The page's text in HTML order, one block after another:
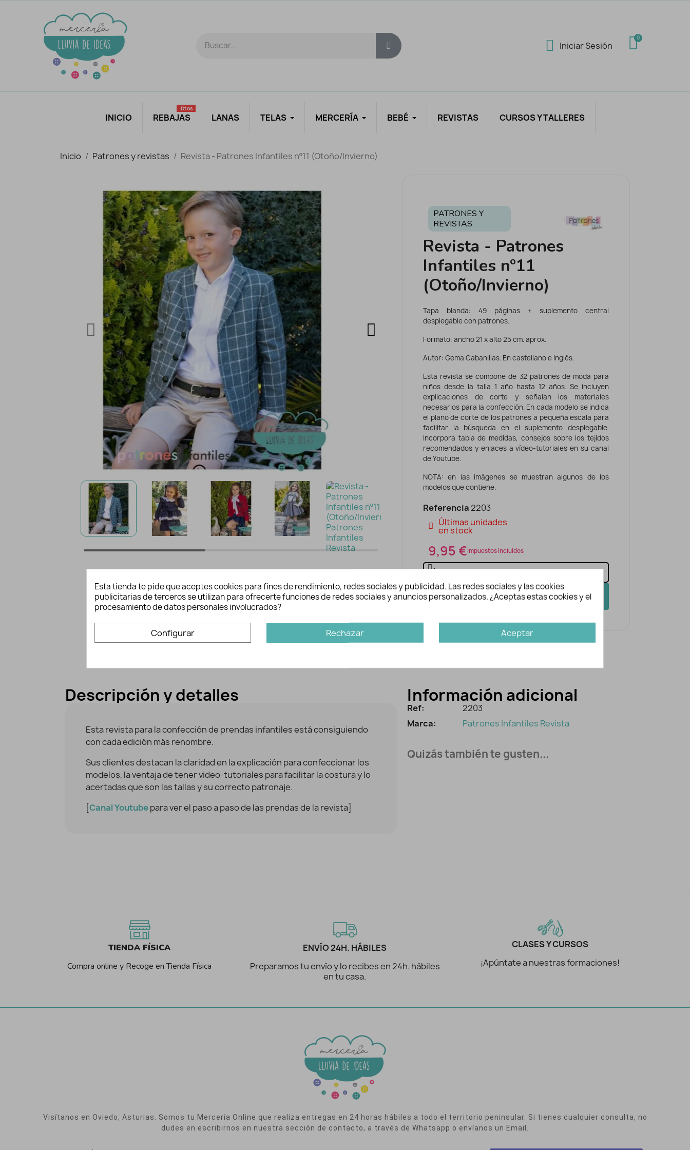
Iniciar Sesión
INICIO REBAJAS
.dtos
LANAS TELAS MERCERÍA BEBÉ REVISTAS CURSOS Y TALLERES
Inicio Patrones y revistas Revista - Patrones Infantiles nº11 (Otoño/Invierno)
PATRONES Y
REVISTAS
Revista - Patrones
Infantiles nº11
(Otoño/Invierno)
Tapa blanda: 49 páginas + suplemento central
desplegable con patrones.
Formato: ancho 21 x alto 25 cm. aprox.
Autor: Gema Cabanillas. En castellano e inglés.
Esta revista se compone de 32 patrones de moda para
niños desde la talla 1 año hasta 12 años. Se incluyen
explicaciones de corte y señalan los materiales
necesarios para la confección. En cada modelo se indica
el plano de corte de los patrones a pequeña escala para
facilitar la búsqueda en el suplemento desplegable.
Incorpora tabla de medidas, consejos sobre los tejidos
recomendados y enlaces a vídeo-tutoriales en su canal
de Youtube.
NOTA: en las imágenes se muestran algunos de los
modelos que contiene.
Referencia 2203
Últimas unidades
en stock
9,95 €Impuestos incluidos
AÑADIR A LA CESTA
Descripción y detalles
Esta revista para la confección de prendas infantiles está consiguiendo
con cada edición más renombre.
Sus clientes destacan la claridad en la explicación para confeccionar los
modelos, la ventaja de tener video-tutoriales para facilitar la costura y lo
acertadas que son las tallas y su correcto patronaje.
[Canal Youtubepara ver el paso a paso de las prendas de la revista]
Información adicional
Ref:
2203
Marca:
Patrones Infantiles Revista
Quizás también te gusten...
TIENDA FÍSICA
Compra online y Recoge en Tienda Física
ENVÍO 24H. HÁBILES
Preparamos tu envío y lo recibes en 24h. hábiles
en tu casa.
CLASES Y CURSOS
¡Apúntate a nuestras formaciones!
Visítanos en Oviedo, Asturias. Somos tu Mercería Online que realiza entregas en 24 horas hábiles a todo el territorio peninsular. Si tienes cualquier consulta, no
dudes en escribirnos en nuestra sección de contacto, a través de Whatsapp o envíanos un Email.
Esta tienda te pide que aceptes cookies para fines de rendimiento, redes sociales y publicidad. Las redes sociales y las cookies
publicitarias de terceros se utilizan para ofrecerte funciones de redes sociales y anuncios personalizados. ¿Aceptas estas cookies y el
procesamiento de datos personales involucrados?
Configurar Rechazar Aceptar